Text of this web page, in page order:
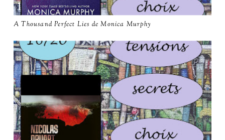
A Thousand Perfect Lies de Monica Murphy